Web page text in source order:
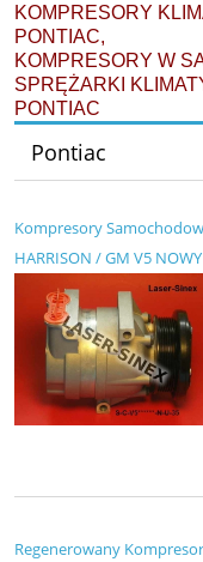
KOMPRESORY
PONTIAC,
KOMPRESORY W
SPRĘŻARKI
PONTIAC
Pontiac
Kompresory
HARRISON / GM V5
Regenerowany